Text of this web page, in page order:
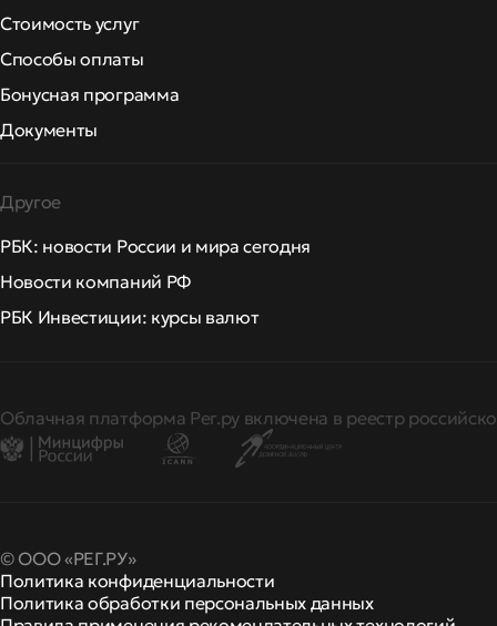
Стоимость услуг
Способы оплаты
Бонусная программа
Документы
Другое
РБК: новости России и мира сегодня
Новости компаний РФ
РБК Инвестиции: курсы валют
Облачная платформа Рег.ру включена в реестр
© ООО «РЕГ.РУ»
Политика конфиденциальности
Политика обработки персональных данных